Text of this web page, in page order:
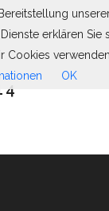
erklären Sie
Cookies verwenden.
OK